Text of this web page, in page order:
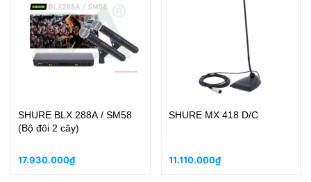
SHURE BLX 288A / SM58
(Bộ đôi 2 cây)
17.930.000₫
SHURE MX 418 D/C
11.110.000₫